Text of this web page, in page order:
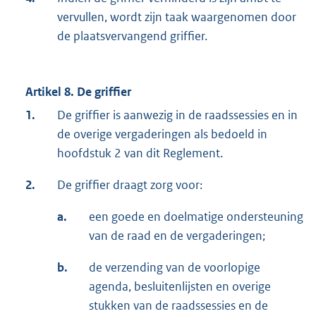
vervullen, wordt zijn taak waargenomen door
de plaatsvervangend griffier.
Artikel 8. De griffier
1.
De griffier is aanwezig in de raadssessies en in
de overige vergaderingen als bedoeld in
hoofdstuk 2 van dit Reglement.
2. De griffier draagt zorg voor:
a.
een goede en doelmatige ondersteuning
van de raad en de vergaderingen;
b.
de verzending van de voorlopige
agenda, besluitenlijsten en overige
stukken van de raadssessies en de